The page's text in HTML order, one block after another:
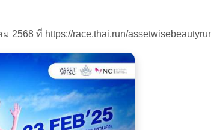
ที่ https://race.thai.run/